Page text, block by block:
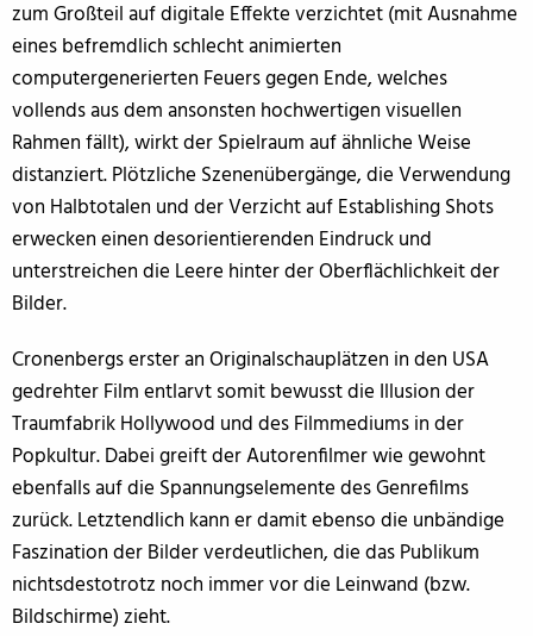
zum Großteil auf digitale Effekte verzichtet (mit Ausnahme
eines befremdlich schlecht animierten
computergenerierten Feuers gegen Ende, welches
vollends aus dem ansonsten hochwertigen visuellen
Rahmen fällt), wirkt der Spielraum auf ähnliche Weise
distanziert. Plötzliche Szenenübergänge, die Verwendung
von Halbtotalen und der Verzicht auf Establishing Shots
erwecken einen desorientierenden Eindruck und
unterstreichen die Leere hinter der Oberflächlichkeit der
Bilder.
Cronenbergs erster an Originalschauplätzen in den USA
gedrehter Film entlarvt somit bewusst die Illusion der
Traumfabrik Hollywood und des Filmmediums in der
Popkultur. Dabei greift der Autorenfilmer wie gewohnt
ebenfalls auf die Spannungselemente des Genrefilms
zurück. Letztendlich kann er damit ebenso die unbändige
Faszination der Bilder verdeutlichen, die das Publikum
nichtsdestotrotz noch immer vor die Leinwand (bzw.
Bildschirme) zieht.